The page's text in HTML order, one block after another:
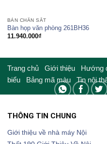
BÀN CHÂN SẮT
Bàn họp văn phòng 261BH36
11.940.000₫
Trang chủ Giới thiệu Hướng
biểu
Bảng mã màu Tin nội
THÔNG TIN CHUNG
Giới thiệu về nhà máy Nội